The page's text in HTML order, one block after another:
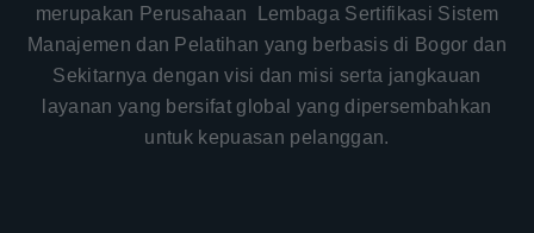
merupakan Perusahaan Lembaga Sertifikasi Sistem
Manajemen dan Pelatihan yang berbasis di Bogor dan
Sekitarnya dengan visi dan misi serta jangkauan
layanan yang bersifat global yang dipersembahkan
untuk kepuasan pelanggan.